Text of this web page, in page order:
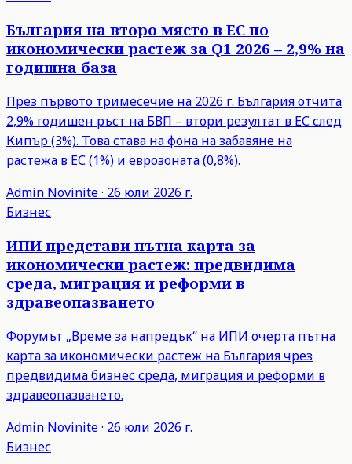
България на второ място в ЕС по
икономически растеж за Q1 2026 – 2,9% на
годишна база
През първото тримесечие на 2026 г. България отчита
2,9% годишен ръст на БВП – втори резултат в ЕС след
Кипър (3%). Това става на фона на забавяне на
растежа в ЕС (1%) и еврозоната (0,8%).
Admin Novinite· 26 юли 2026 г.
Бизнес
ИПИ представи пътна карта за
икономически растеж: предвидима
среда, миграция и реформи в
здравеопазването
Форумът „Време за напредък“ на ИПИ очерта пътна
карта за икономически растеж на България чрез
предвидима бизнес среда, миграция и реформи в
здравеопазването.
Admin Novinite· 26 юли 2026 г.
Бизнес